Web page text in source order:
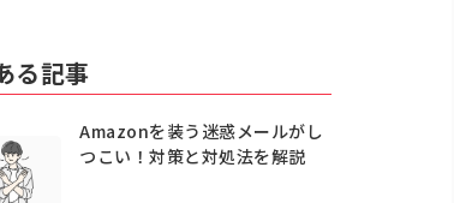
る記事
Amazonを装う迷惑メールがし
つこい！対策と対処法を解説